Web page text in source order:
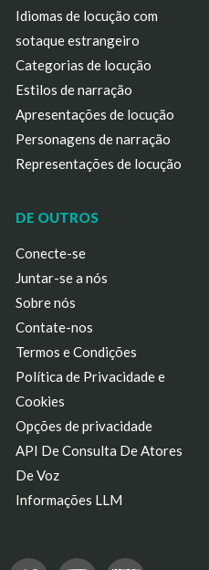
Idiomas de locução com
sotaque estrangeiro
Categorias de locução
Estilos de narração
Apresentações de locução
Personagens de narração
Representações de locução
DE OUTROS
Conecte-se
Juntar-se a nós
Sobre nós
Contate-nos
Termos e Condições
Política de Privacidade e
Cookies
Opções de privacidade
API De Consulta De Atores
De Voz
Informações LLM